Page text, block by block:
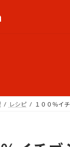
レシピ １００％イ